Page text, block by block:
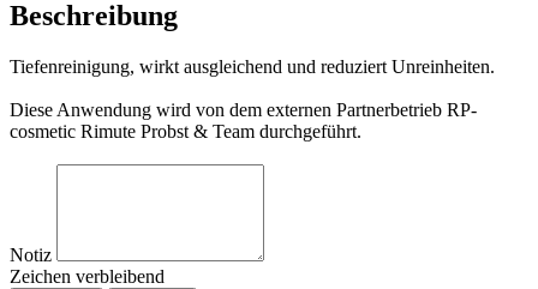
Beschreibung
Tiefenreinigung, wirkt ausgleichend und reduziert Unreinheiten.
Diese Anwendung wird von dem externen Partnerbetrieb RP-
cosmetic Rimute Probst & Team durchgeführt.
Notiz
Zeichen verbleibend